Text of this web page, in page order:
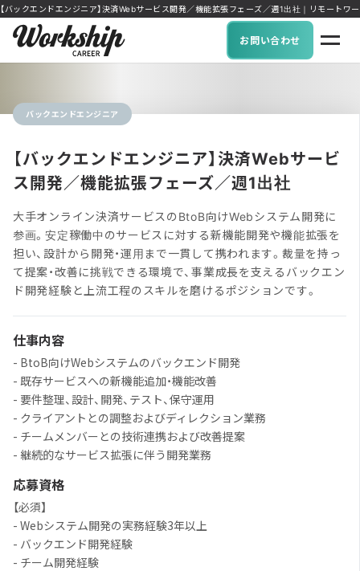
【バックエンドエンジニア】決済Webサービス開発／機能拡張フェーズ／週1出社｜リモートワ
お問い合わせ
バックエンドエンジニア
【バックエンドエンジニア】決済Webサービ
ス開発／機能拡張フェーズ／週1出社
大手オンライン決済サービスのBtoB向けWebシステム開発に
参画。安定稼働中のサービスに対する新機能開発や機能拡張を
担い、設計から開発・運用まで一貫して携われます。裁量を持っ
て提案・改善に挑戦できる環境で、事業成長を支えるバックエン
ド開発経験と上流工程のスキルを磨けるポジションです。
仕事内容
- BtoB向けWebシステムのバックエンド開発
- 既存サービスへの新機能追加・機能改善
- 要件整理、設計、開発、テスト、保守運用
- クライアントとの調整およびディレクション業務
- チームメンバーとの技術連携および改善提案
- 継続的なサービス拡張に伴う開発業務
応募資格
【必須】
- Webシステム開発の実務経験3年以上
- バックエンド開発経験
- チーム開発経験